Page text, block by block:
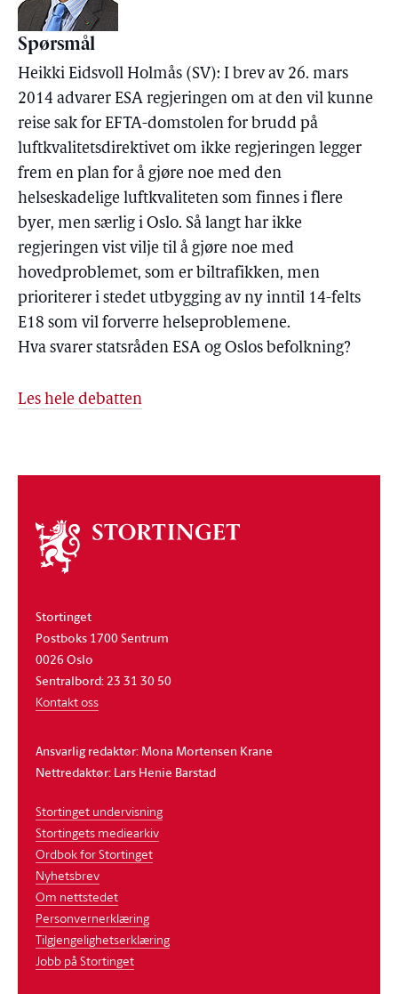
Spørsmål
Heikki Eidsvoll Holmås (SV): I brev av 26. mars
2014 advarer ESA regjeringen om at den vil kunne
reise sak for EFTA-domstolen for brudd på
luftkvalitetsdirektivet om ikke regjeringen legger
frem en plan for å gjøre noe med den
helseskadelige luftkvaliteten som finnes i flere
byer, men særlig i Oslo. Så langt har ikke
regjeringen vist vilje til å gjøre noe med
hovedproblemet, som er biltrafikken, men
prioriterer i stedet utbygging av ny inntil 14-felts
E18 som vil forverre helseproblemene.
Hva svarer statsråden ESA og Oslos befolkning?
Les hele debatten
Om
stortinget
Stortinget
Postboks 1700 Sentrum
0026 Oslo
Sentralbord: 23 31 30 50
Kontakt oss
Ansvarlig redaktør: Mona Mortensen Krane
Nettredaktør: Lars Henie Barstad
Stortinget undervisning
Stortingets mediearkiv
Ordbok for Stortinget
Nyhetsbrev
Om nettstedet
Personvernerklæring
Tilgjengelighetserklæring
Jobb på Stortinget